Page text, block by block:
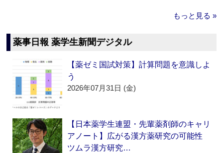
もっと見る »
薬事日報 薬学生新聞デジタル
【薬ゼミ国試対策】計算問題を意識しよ
う
2026年07月31日 (金)
【日本薬学生連盟・先輩薬剤師のキャリ
アノート】広がる漢方薬研究の可能性
ツムラ漢方研究…